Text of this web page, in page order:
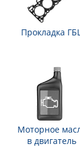
Прокладка
Моторное
в двигатель